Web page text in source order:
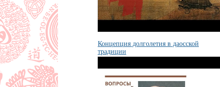
Концепция долголетия в даосской
традиции